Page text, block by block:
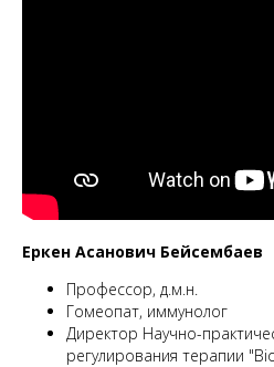
Еркен Асанович Бейсембаев
Профессор, д.м.н.
Гомеопат, иммунолог
Директор Научно-
регулирования терапии